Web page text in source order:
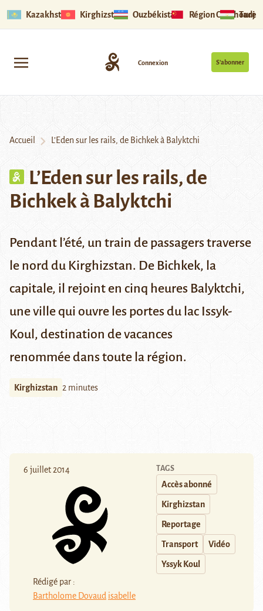
Kazakhstan Kirghizstan Ouzbékistan Région Ouïghoure
S’abonner
Connexion
Accueil L’Eden sur les rails, de Bichkek à Balyktchi
L’Eden sur les rails, de
Bichkek à Balyktchi
Pendant l’été, un train de passagers traverse
le nord du Kirghizstan. De Bichkek, la
capitale, il rejoint en cinq heures Balyktchi,
une ville qui ouvre les portes du lac Issyk-
Koul, destination de vacances
renommée dans toute la région.
Kirghizstan 2 minutes
6 juillet 2014
Rédigé par :
Bartholome Dovaud isabelle
TAGS
Accès abonné
Kirghizstan
Reportage
Transport Vidéo
Yssyk Koul